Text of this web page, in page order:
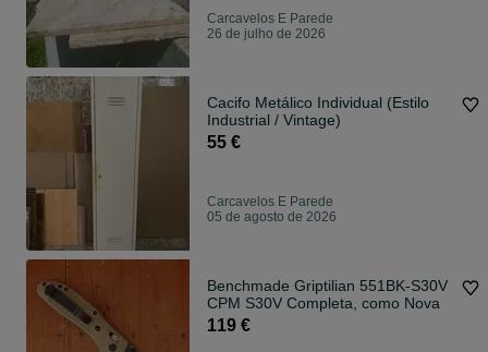
Carcavelos E Parede
26 de julho de 2026
Cacifo Metálico Individual (Estilo
Industrial / Vintage)
55 €
Carcavelos E Parede
05 de agosto de 2026
Benchmade Griptilian 551BK-S30V
CPM S30V Completa, como Nova
119 €